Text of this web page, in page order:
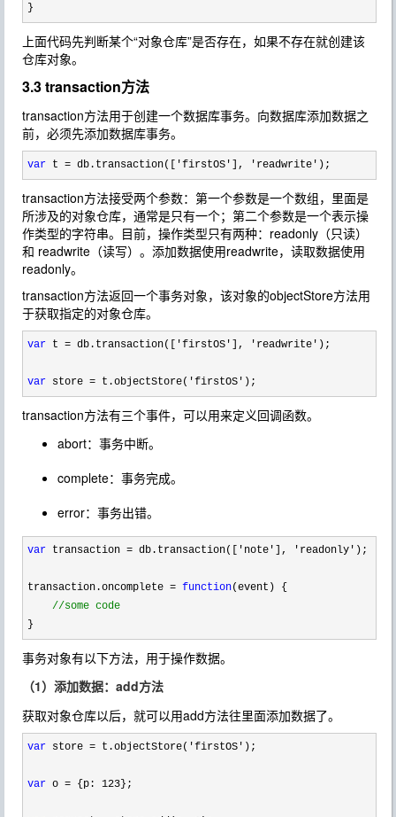
}
上面代码先判断某个“对象仓库”是否存在，如果不存在就创建该
仓库对象。
3.3 transaction方法
transaction方法用于创建一个数据库事务。向数据库添加数据之
前，必须先添加数据库事务。
var t = db.transaction(['firstOS'], 'readwrite');
transaction方法接受两个参数：第一个参数是一个数组，里面是
所涉及的对象仓库，通常是只有一个；第二个参数是一个表示操
作类型的字符串。目前，操作类型只有两种：readonly（只读）
和 readwrite（读写）。添加数据使用readwrite，读取数据使用
readonly。
transaction方法返回一个事务对象，该对象的objectStore方法用
于获取指定的对象仓库。
var t = db.transaction(['firstOS'], 'readwrite' );
var store = t.objectStore('firstOS');
transaction方法有三个事件，可以用来定义回调函数。
abort：事务中断。
complete：事务完成。
error：事务出错。
var transaction = db.transaction(['note'], 'readonly' );
transaction.oncomplete = function(event) {
//some code
}
事务对象有以下方法，用于操作数据。
（1）添加数据：add方法
获取对象仓库以后，就可以用add方法往里面添加数据了。
var store = t.objectStore('firstOS' );
var o = {p: 123 };